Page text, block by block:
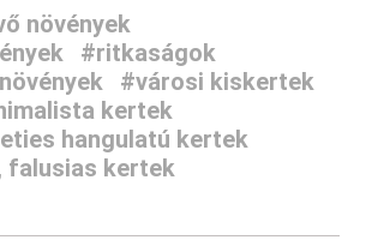
növények
#ritkaságok
#városi kiskertek
kertek
hangulatú kertek
falusias kertek